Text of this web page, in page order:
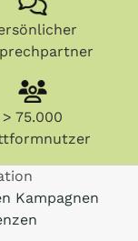
> 75.000
Kampagnen